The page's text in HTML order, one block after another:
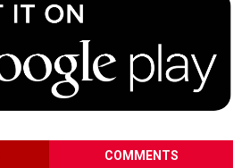
COMMENTS